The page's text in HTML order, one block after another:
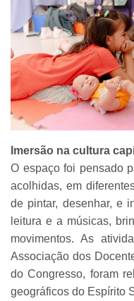
Imersão na cultura
O espaço foi pensado
acolhidas, em
de pintar, desenhar, e
leitura e a músicas,
movimentos. As
Associação dos
do Congresso, foram
geográficos do Espírito